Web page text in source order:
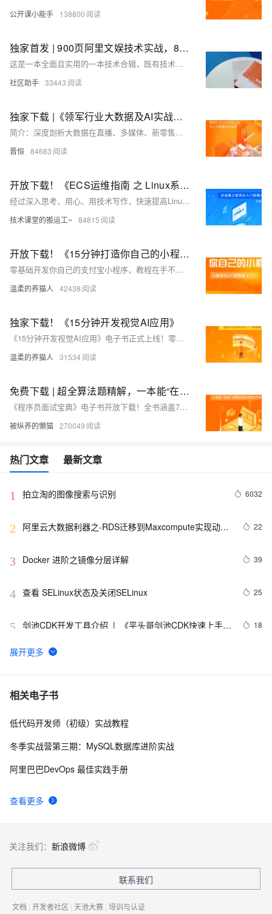
公开课小能手 138800
独家首发 | 900页阿里文娱技术实战，8大技术栈解析技术全景
这是一本全面且实用的一本技术合辑，既有技术知识又有业务应用。阿里文娱长期的技术实践与创新经验包罗其中，900页的丰富内容，8大技术栈全景揭秘文娱技术，相信能给技术开发者和文娱行业从业者带来直接的帮助和启发。
社区助手 33443
独家下载 |《领军行业大数据及AI实战》解锁九大行业领军企业云上大数据及AI实战
简介：深度剖析大数据在直播、多媒体、新零售、物联网、金融科技、社交、家居服务、互联网、泛娱乐9个行业实战场景，通过企业真实案例，助你速懂企业大数据实践。
晋恒 84683
开放下载！《ECS运维指南 之 Linux系统诊断》
经过深入思考、用心、用技术写作，快速提高Linux运维工程师的工作效率，是云运维工程师不可错过的匠心之作。
技术课堂的搬运工~ 84815
开放下载！《15分钟打造你自己的小程序》（内附详细代码）
零基础开发你自己的支付宝小程序，教程在手不迷路，从入门到精通，还有详细代码在里面哦~
温柔的养猫人 42438
独家下载！《15分钟开发视觉AI应用》
《15分钟开发视觉AI应用》电子书正式上线！零门槛搞定人脸识别、口罩识别、图片内容安全应用，教程在手，从入门到精通一站掌握！
温柔的养猫人 31534
免费下载 | 超全算法题精解，一本能“在线”编程的面试宝典
《程序员面试宝典》电子书开放下载！全书涵盖70+算法题目、近30种大厂笔试考点，算法学习看这本书就够了！
被纵养的懒猫 270049
热门文章 最新文章
1 拍立淘的图像搜索与识别 6032
2
阿里云大数据利器之-RDS迁移到Maxcompute实现动态
22
3 Docker 进阶之镜像分层详解 39
4 查看 SELinux状态及关闭SELinux 25
5 剑池CDK开发工具介绍  |  《平头哥剑池CDK快速上手指
18
6 WebAssembly 在 MOSN 中的实践 - 基础框架篇
7 userdel使用说明
8 自己看系统的“系统还原”
相关电子书
查看更多
低代码开发师（初级）实战教程
冬季实战营第三期：MySQL数据库进阶实战
阿里巴巴DevOps 最佳实践手册
关注我们： 新浪微博
联系我们
文档 | 开发者社区 | 天池大赛 | 培训与认证